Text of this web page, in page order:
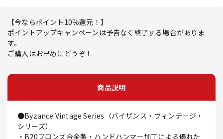
【今ならポイント10％還元！】
ポイントアップキャンペーンは予告なく終了する場合がありま
す。
ご購入はお早めにどうぞ！
商品説明
●Byzance Vintage Series（バイザンス・ヴィンテージ・
シリーズ）
・B20ブロンズ合金製・ハンドハンマー加工による優れた